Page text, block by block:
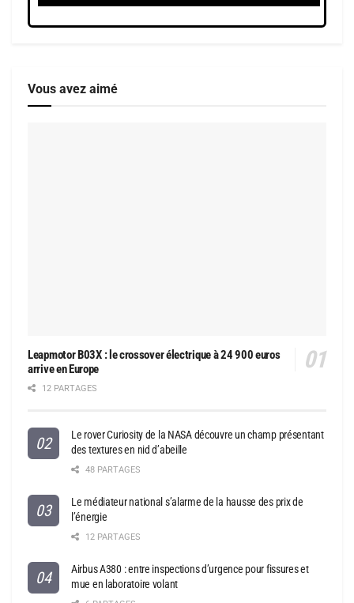
Vous avez aimé
Leapmotor B03X : le crossover électrique à 24 900 euros
arrive en Europe
12 PARTAGES
Le rover Curiosity de la NASA découvre un champ présentant
des textures en nid d’abeille
48 PARTAGES
Le médiateur national s’alarme de la hausse des prix de
l’énergie
12 PARTAGES
Airbus A380 : entre inspections d’urgence pour fissures et
mue en laboratoire volant